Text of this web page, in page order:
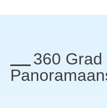
360 Grad